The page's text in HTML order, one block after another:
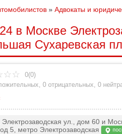
» Адвокаты и
в Москве
Сухаревская
0(0)
, 0 отрицательных, 0
Электрозаводская ул., дом 60 и
5, метро Электрозаводская